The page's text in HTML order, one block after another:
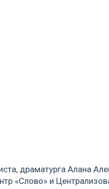
драматурга Алана
«Слово» и